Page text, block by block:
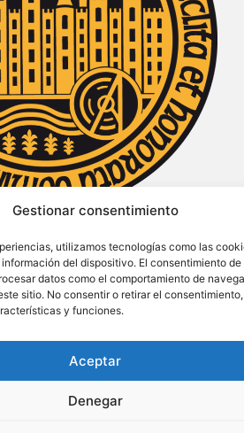
Gestionar consentimiento
utilizamos tecnologías como las
del dispositivo. El consentimiento de
datos como el comportamiento de
sitio. No consentir o retirar el
y funciones.
Aceptar
Denegar
Turístico Internacional